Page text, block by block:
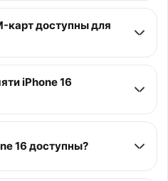
карт доступны для
iPhone 16
16 доступны?